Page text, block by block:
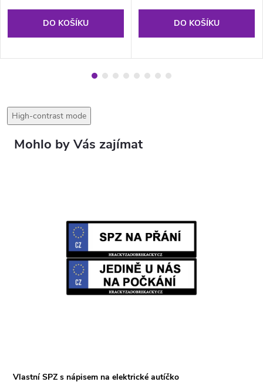
DO KOŠÍKU DO KOŠÍKU
High-contrast mode
Vlastní SPZ s nápisem na elektrické autíčko